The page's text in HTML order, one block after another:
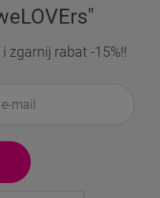
zgarnij rabat -15%!!